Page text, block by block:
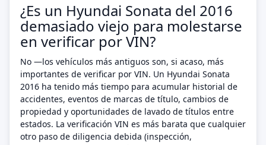
¿Es un Hyundai Sonata del 2016
demasiado viejo para molestarse
en verificar por VIN?
No —los vehículos más antiguos son, si acaso, más
importantes de verificar por VIN. Un Hyundai Sonata
2016 ha tenido más tiempo para acumular historial de
accidentes, eventos de marcas de título, cambios de
propiedad y oportunidades de lavado de títulos entre
estados. La verificación VIN es más barata que cualquier
otro paso de diligencia debida (inspección,